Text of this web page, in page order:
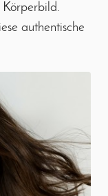
authentische